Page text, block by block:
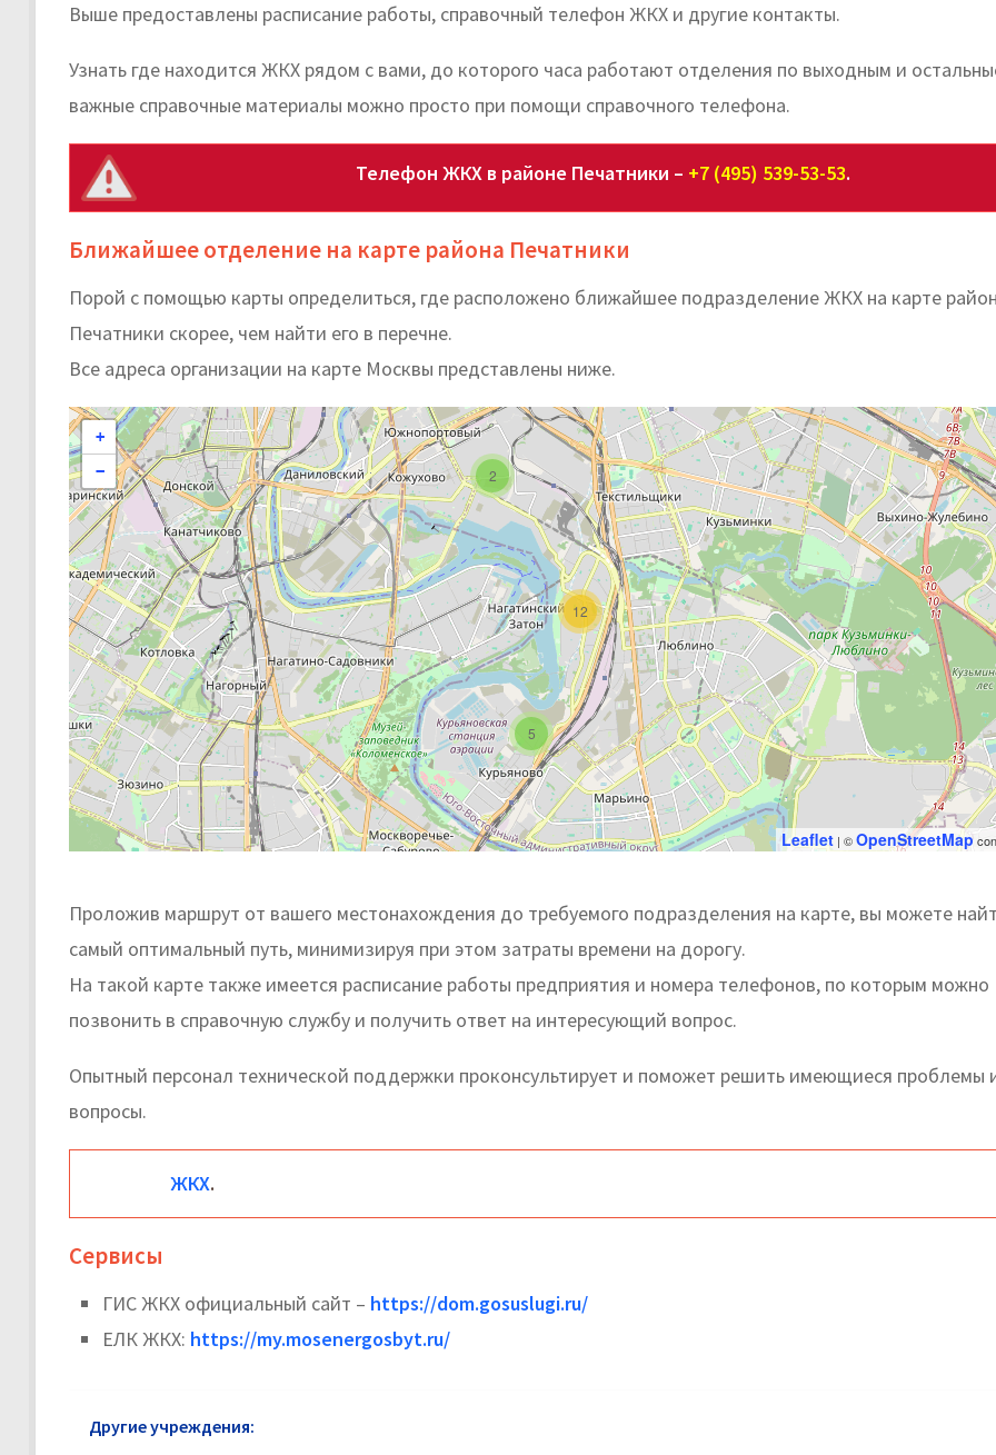
Выше предоставлены расписание работы, справочный телефон ЖКХ и другие контакты.
Узнать где находится ЖКХ рядом с вами, до которого часа работают отделения по выходным и
важные справочные материалы можно просто при помощи справочного телефона.
Телефон ЖКХ в районе Печатники – +7 (495) 539-53-53.
Ближайшее отделение на карте района Печатники
Порой с помощью карты определиться, где расположено ближайшее подразделение ЖКХ на карте
Печатники скорее, чем найти его в перечне.
Все адреса организации на карте Москвы представлены ниже.
5
12
2
+
−
Leaflet | ©OpenStreetMap
Проложив маршрут от вашего местонахождения до требуемого подразделения на карте, вы можете
самый оптимальный путь, минимизируя при этом затраты времени на дорогу.
На такой карте также имеется расписание работы предприятия и номера телефонов, по которым можно
позвонить в справочную службу и получить ответ на интересующий вопрос.
Опытный персонал технической поддержки проконсультирует и поможет решить имеющиеся проблемы
вопросы.
ЖКХ.
Сервисы
ГИС ЖКХ официальный сайт – https://dom.gosuslugi.ru/
ЕЛК ЖКХ: https://my.mosenergosbyt.ru/
Другие учреждения: